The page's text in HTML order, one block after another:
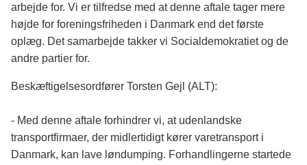
arbejde for. Vi er tilfredse med at denne aftale tager mere
højde for foreningsfriheden i Danmark end det første
oplæg. Det samarbejde takker vi Socialdemokratiet og de
andre partier for.
Beskæftigelsesordfører Torsten Gejl (ALT):
- Med denne aftale forhindrer vi, at udenlandske
transportfirmaer, der midlertidigt kører varetransport i
Danmark, kan lave løndumping. Forhandlingerne startede